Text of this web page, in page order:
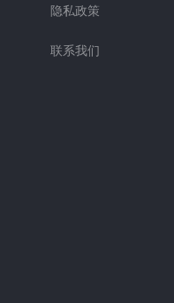
隐私政策
联系我们